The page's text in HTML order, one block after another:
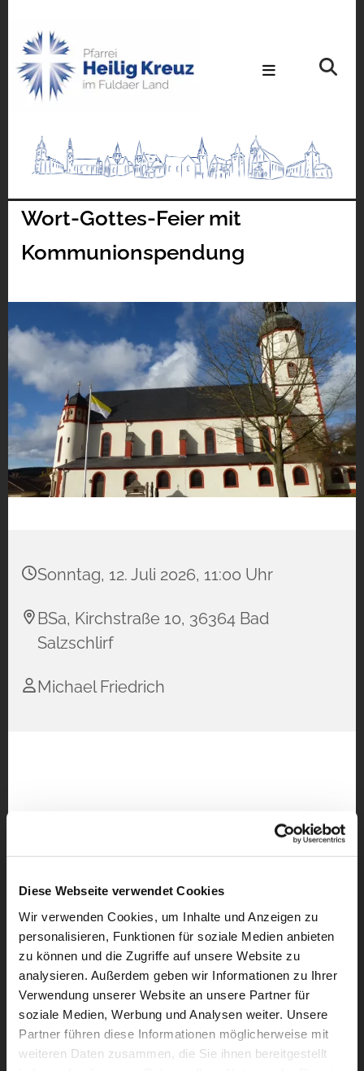
Diese Webseite verwendet Cookies
Wir verwenden Cookies, um Inhalte und Anzeigen zu
personalisieren, Funktionen für soziale Medien anbieten
zu können und die Zugriffe auf unsere Website zu
analysieren. Außerdem geben wir Informationen zu Ihrer
Verwendung unserer Website an unsere Partner für
soziale Medien, Werbung und Analysen weiter. Unsere
Partner führen diese Informationen möglicherweise mit
weiteren Daten zusammen, die Sie ihnen bereitgestellt
Wort-Gottes-Feier mit
Kommunionspendung
Sonntag, 12. Juli 2026, 11:00 Uhr
BSa, Kirchstraße 10, 36364 Bad
Salzschlirf
Michael Friedrich